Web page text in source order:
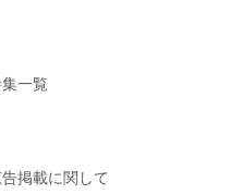
一覧
掲載に関して